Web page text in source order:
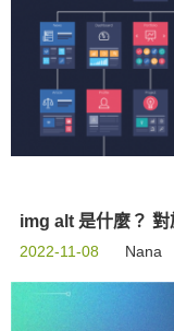
img alt 是什麼？ 對
2022-11-08 Nana